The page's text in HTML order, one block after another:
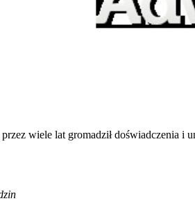
wiele lat gromadził doświadczenia i